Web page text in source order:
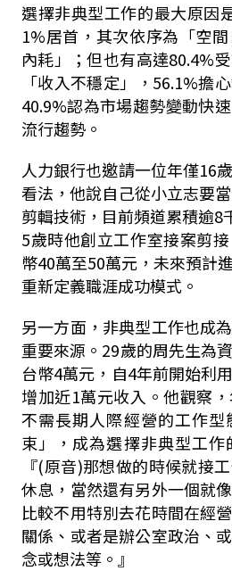
選擇非典型工作的最大原因
1%居首，其次依序為「空
內耗」；但也有高達80.4%
「收入不穩定」，56.1%擔
40.9%認為市場趨勢變動快
流行趨勢。
人力銀行也邀請一位年僅16
看法，他說自己從小立志要
剪輯技術，目前頻道累積逾8
5歲時他創立工作室接案剪
幣40萬至50萬元，未來預計
重新定義職涯成功模式。
另一方面，非典型工作也成
重要來源。29歲的周先生為
台幣4萬元，自4年前開始利
增加近1萬元收入。他觀察
不需長期人際經營的工作
束」，成為選擇非典型工作
『(原音)那想做的時候就接
休息，當然還有另外一個就
比較不用特別去花時間在經
關係、或者是辦公室政治、
念或想法等。』